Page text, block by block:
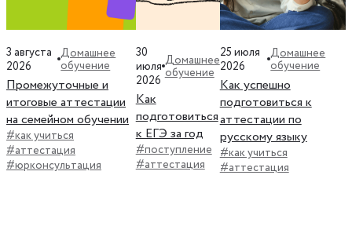
3 августа
2026
Домашнее
обучение
Промежуточные и
итоговые аттестации
на семейном обучении
#как учиться
#аттестация
#юрконсультация
30
июля
2026
Домашнее
обучение
Как
подготовиться
к ЕГЭ за год
#поступление
#аттестация
25 июля
2026
Домашнее
обучение
Как успешно
подготовиться к
аттестации по
русскому языку
#как учиться
#аттестация